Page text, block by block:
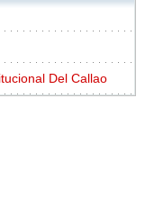
Del Callao